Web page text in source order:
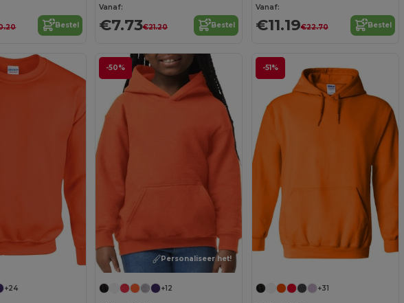
Bestel
Vanaf:
€7.73€21.20 Bestel
Vanaf:
€11.19€22.70 Bestel
Personaliseer het!
+24
-50%
Personaliseer het!
+12
-51%
+31